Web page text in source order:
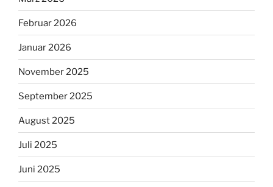
Februar 2026
Januar 2026
November 2025
September 2025
August 2025
Juli 2025
Juni 2025